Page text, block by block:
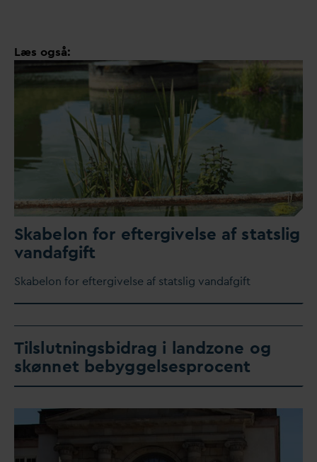
Læs også:
Skabelon for eftergivelse af statslig
vandafgift
Skabelon for eftergivelse af statslig vandafgift
Tilslutningsbidrag i landzone og
skønnet bebyggelsesprocent